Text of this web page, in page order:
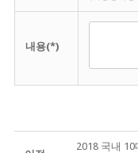
내용(*)
2018 국내